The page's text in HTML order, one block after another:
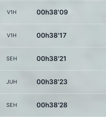
V1H 00h38'09
V1H 00h38'17
SEH 00h38'21
JUH 00h38'23
SEH 00h38'28